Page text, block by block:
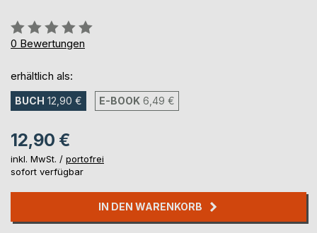
Bewertung::
0%
0 Bewertungen
erhältlich als:
BUCH 12,90 € E-BOOK 6,49 €
12,90 €
inkl. MwSt. / portofrei
sofort verfügbar
IN DEN WARENKORB